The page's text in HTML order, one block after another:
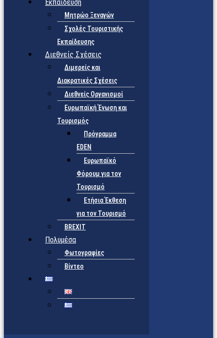
Εκπαίδευση
Μητρώο Ξεναγών
Σχολές Τουριστικής
Εκπαίδευσης
Διεθνείς Σχέσεις
Διμερείς και
Διακρατικές Σχέσεις
Διεθνείς Οργανισμοί
Ευρωπαϊκή Ένωση και
Τουρισμός
Πρόγραμμα
EDEN
Ευρωπαϊκό
Φόρουμ για τον
Τουρισμό
Ετήσια Έκθεση
για τον Τουρισμό
BREXIT
Πολυμέσα
Φωτογραφίες
Βίντεο